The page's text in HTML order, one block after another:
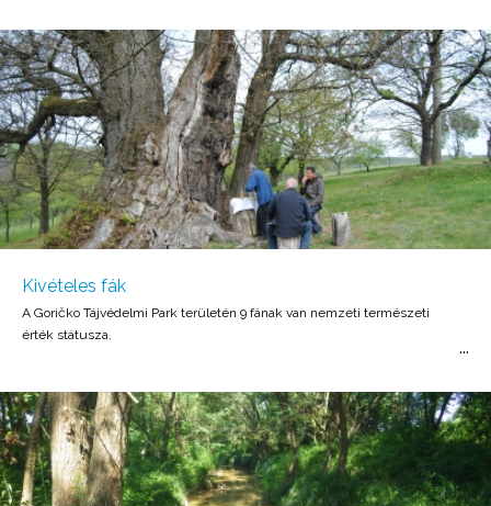
Kivételes fák
A Goričko Tájvédelmi Park területén 9 fának van nemzeti természeti
érték státusza.